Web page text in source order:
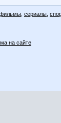
сериалы
на сайте